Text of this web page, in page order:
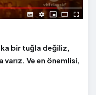
bir tuğla değiliz,
Ve en önemlisi,